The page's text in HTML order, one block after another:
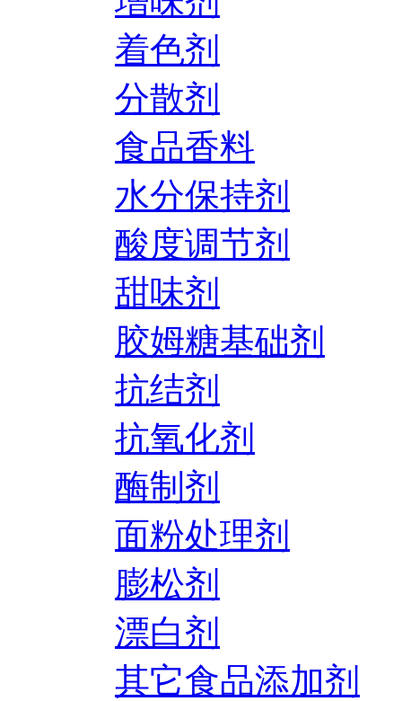
着色剂
分散剂
食品香料
水分保持剂
酸度调节剂
甜味剂
胶姆糖基础剂
抗结剂
抗氧化剂
酶制剂
面粉处理剂
膨松剂
漂白剂
其它食品添加剂